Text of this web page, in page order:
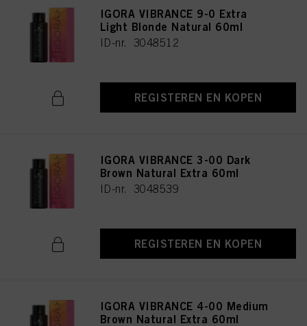
IGORA VIBRANCE 9-0 Extra
Light Blonde Natural 60ml
ID-nr. 3048512
REGISTEREN EN KOPEN
IGORA VIBRANCE 3-00 Dark
Brown Natural Extra 60ml
ID-nr. 3048539
REGISTEREN EN KOPEN
IGORA VIBRANCE 4-00 Medium
Brown Natural Extra 60ml